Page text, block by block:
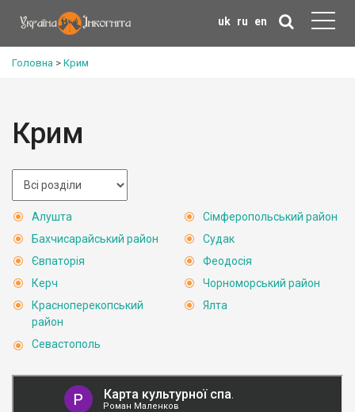
uk ru en
Головна > Крим
Крим
Алушта
Бахчисарайський район
Євпаторія
Керч
Красноперекопський
район
Севастополь
Сімферопольський район
Судак
Феодосія
Чорноморський район
Ялта